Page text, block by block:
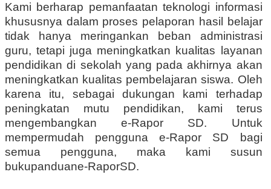
Kami berharap pemanfaatan teknologi informasi
khususnya dalam proses pelaporan hasil belajar
tidak hanya meringankan beban administrasi
guru, tetapi juga meningkatkan kualitas layanan
pendidikan di sekolah yang pada akhirnya akan
meningkatkan kualitas pembelajaran siswa. Oleh
karena itu, sebagai dukungan kami terhadap
peningkatan mutu pendidikan, kami terus
mengembangkan e-Rapor SD. Untuk
mempermudah pengguna e-Rapor SD bagi
semua pengguna, maka kami susun
bukupanduane-RaporSD.